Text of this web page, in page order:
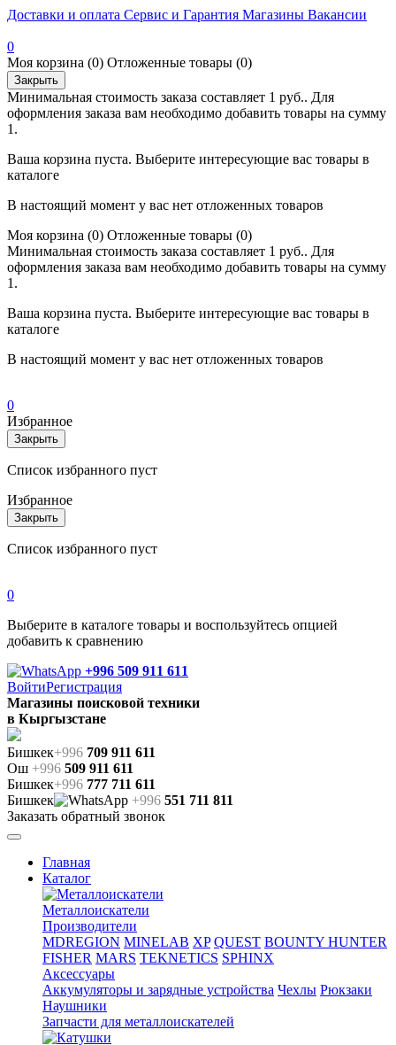
Доставки и оплата Сервис и Гарантия Магазины Вакансии
0
Моя корзина (0) Отложенные товары (0)
Закрыть
Минимальная стоимость заказа составляет 1 руб.. Для
оформления заказа вам необходимо добавить товары на сумму
1.
Ваша корзина пуста. Выберите интересующие вас товары в
каталоге
В настоящий момент у вас нет отложенных товаров
Моя корзина (0) Отложенные товары (0)
Минимальная стоимость заказа составляет 1 руб.. Для
оформления заказа вам необходимо добавить товары на сумму
1.
Ваша корзина пуста. Выберите интересующие вас товары в
каталоге
В настоящий момент у вас нет отложенных товаров
0
Избранное
Закрыть
Список избранного пуст
Избранное
Закрыть
Список избранного пуст
0
Выберите в каталоге товары и воспользуйтесь опцией
добавить к сравнению
+996 509 911 611
ВойтиРегистрация
Магазины поисковой техники
в Кыргызстане
Бишкек+996 709 911 611
Ош +996 509 911 611
Бишкек+996 777 711 611
Бишкек
+996 551 711 811
Заказать обратный звонок
Главная
Каталог
Металлоискатели
Производители
MDREGION MINELAB XP QUEST BOUNTY HUNTER
FISHER MARS TEKNETICS SPHINX
Аксессуары
Аккумуляторы и зарядные устройства Чехлы Рюкзаки
Наушники
Запчасти для металлоискателей